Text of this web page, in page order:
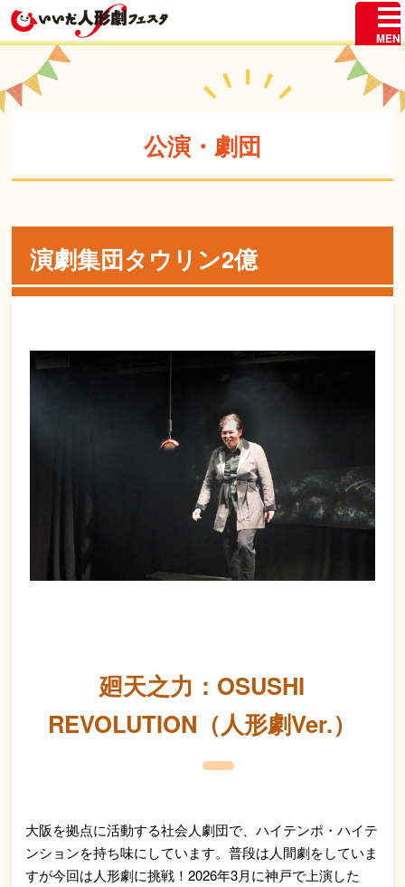
公演・劇団
演劇集団タウリン2億
廻天之力：OSUSHI
REVOLUTION（人形劇Ver.）
大阪を拠点に活動する社会人劇団で、ハイテンポ・ハイテ
ンションを持ち味にしています。普段は人間劇をしていま
すが今回は人形劇に挑戦！2026年3月に神戸で上演した